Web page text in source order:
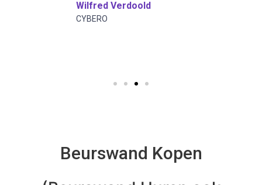
Wilfred Verdoold
CYBERO
Beurswand Kopen